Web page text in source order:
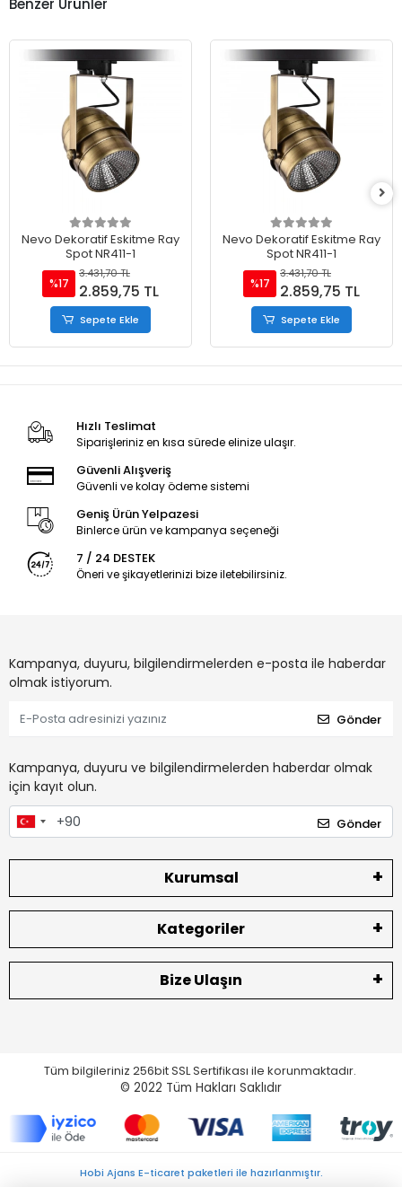
Benzer Ürünler
Nevo Dekoratif Eskitme Ray
Spot NR411-1
%17
3.431,70 TL
2.859,75 TL
Sepete Ekle
Nevo Dekoratif Eskitme Ray
Spot NR411-1
%17
3.431,70 TL
2.859,75 TL
Sepete Ekle
Hızlı Teslimat
Siparişleriniz en kısa sürede elinize ulaşır.
Güvenli Alışveriş
Güvenli ve kolay ödeme sistemi
Geniş Ürün Yelpazesi
Binlerce ürün ve kampanya seçeneği
7 / 24 DESTEK
Öneri ve şikayetlerinizi bize iletebilirsiniz.
Kampanya, duyuru, bilgilendirmelerden e-posta ile haberdar
olmak istiyorum.
Gönder
Kampanya, duyuru ve bilgilendirmelerden haberdar olmak
için kayıt olun.
Gönder
Kurumsal
Kategoriler
Bize Ulaşın
Tüm bilgileriniz 256bit SSL Sertifikası ile korunmaktadır.
© 2022 Tüm Hakları Saklıdır
Hobi Ajans E-ticaret paketleri ile hazırlanmıştır.